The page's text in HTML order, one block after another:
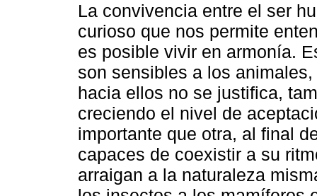
La convivencia entre el ser
curioso que nos permite
es posible vivir en armonía.
son sensibles a los
hacia ellos no se justifica,
creciendo el nivel de
importante que otra, al final
capaces de coexistir a su
arraigan a la naturaleza